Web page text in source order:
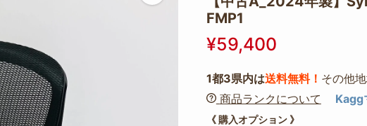
FMP1
¥59,400
1都3県内は送料無料！ その他
商品ランクについて
Kagg
《 購入オプション 》